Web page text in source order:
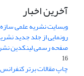
آخرین اخبار
وبسایت نشریه علمی
رونمایی از جلد جدید
صفحه رسمی لینکدین
16
چاپ مقالات برتر